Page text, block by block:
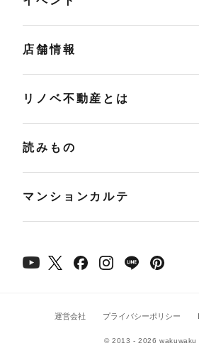
店舗情報
リノベ不動産とは
読みもの
マンションカルテ
© 2013 - 2026 wakuwaku
運営会社 プライバシーポリシー